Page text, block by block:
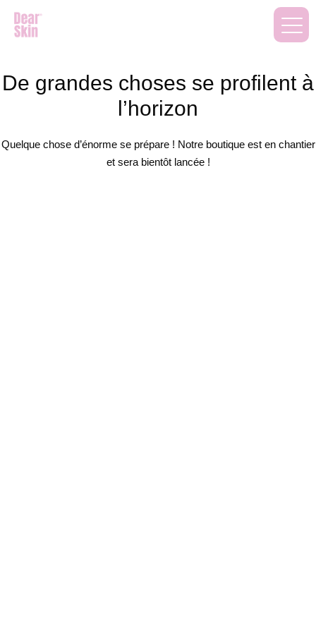
De grandes choses se profilent à
l’horizon
Quelque chose d’énorme se prépare ! Notre boutique est en chantier
et sera bientôt lancée !